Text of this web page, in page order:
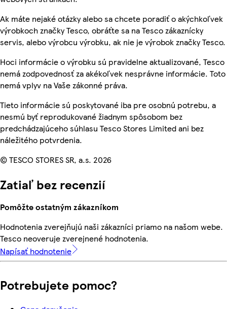
Ak máte nejaké otázky alebo sa chcete poradiť o akýchkoľvek
výrobkoch značky Tesco, obráťte sa na Tesco zákaznícky
servis, alebo výrobcu výrobku, ak nie je výrobok značky Tesco.
Hoci informácie o výrobku sú pravidelne aktualizované, Tesco
nemá zodpovednosť za akékoľvek nesprávne informácie. Toto
nemá vplyv na Vaše zákonné práva.
Tieto informácie sú poskytované iba pre osobnú potrebu, a
nesmú byť reprodukované žiadnym spôsobom bez
predchádzajúceho súhlasu Tesco Stores Limited ani bez
náležitého potvrdenia.
© TESCO STORES SR, a.s. 2026
Zatiaľ bez recenzií
Pomôžte ostatným zákazníkom
Hodnotenia zverejňujú naši zákazníci priamo na našom webe.
Tesco neoveruje zverejnené hodnotenia.
Napísať hodnotenie
Potrebujete pomoc?